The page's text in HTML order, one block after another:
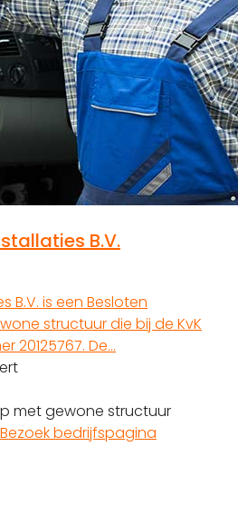
B.V.
B.V. is een Besloten
structuur die bij de KvK
20125767. De…
met gewone structuur
Bezoek bedrijfspagina